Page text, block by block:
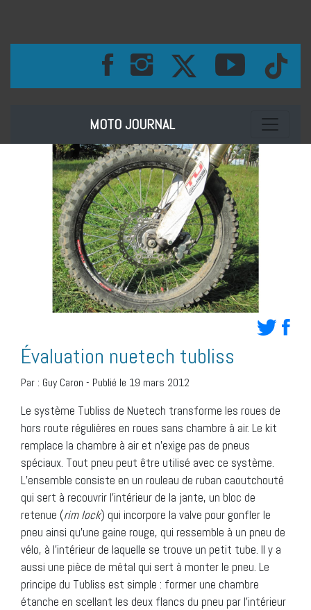
MOTO JOURNAL Toggle
Évaluation nuetech tubliss
Par : Guy Caron - Publié le 19 mars 2012
Le système Tubliss de Nuetech transforme les roues de
hors route régulières en roues sans chambre à air. Le kit
remplace la chambre à air et n’exige pas de pneus
spéciaux. Tout pneu peut être utilisé avec ce système.
L’ensemble consiste en un rouleau de ruban caoutchouté
qui sert à recouvrir l’intérieur de la jante, un bloc de
retenue (rim lock) qui incorpore la valve pour gonfler le
pneu ainsi qu’une gaine rouge, qui ressemble à un pneu de
vélo, à l’intérieur de laquelle se trouve un petit tube. Il y a
aussi une pièce de métal qui sert à monter le pneu. Le
principe du Tubliss est simple : former une chambre
étanche en scellant les deux flancs du pneu par l’intérieur